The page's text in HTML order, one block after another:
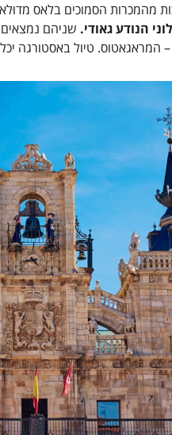
מהמכרות הסמוכים בלאס
הנודע גאודי. שניהם
טיול באסטורגה